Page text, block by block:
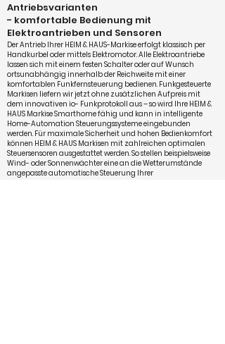
Antriebsvarianten
- komfortable Bedienung mit
Elektroantrieben und Sensoren
Der Antrieb Ihrer HEIM & HAUS-Markise erfolgt klassisch per
Handkurbel oder mittels Elektromotor. Alle Elektroantriebe
lassen sich mit einem festen Schalter oder auf Wunsch
ortsunabhängig innerhalb der Reichweite mit einer
komfortablen Funkfernsteuerung bedienen. Funkgesteuerte
Markisen liefern wir jetzt ohne zusätzlichen Aufpreis mit
dem innovativen io- Funkprotokoll aus – so wird Ihre HEIM &
HAUS Markise Smarthome fähig und kann in intelligente
Home-Automation Steuerungssysteme eingebunden
werden. Für maximale Sicherheit und hohen Bedienkomfort
können HEIM & HAUS Markisen mit zahlreichen optimalen
Steuersensoren ausgestattet werden. So stellen beispielsweise
Wind- oder Sonnenwächter eine an die Wetterumstände
angepasste automatische Steuerung Ihrer